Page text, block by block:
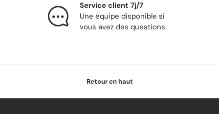
Service client 7j/7
Une équipe disponible si
vous avez des questions.
Retour en haut